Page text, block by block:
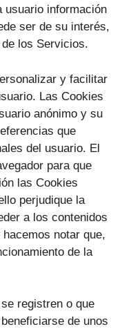
usuario información
ser de su interés,
los Servicios.
y facilitar
Las Cookies
anónimo y su
que
del usuario. El
para que
las Cookies
perjudique la
a los contenidos
notar que,
de la
registren o que
de unos